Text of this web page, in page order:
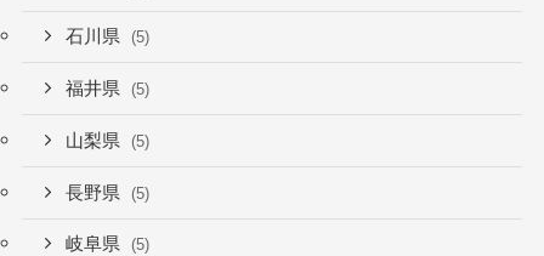
石川県 (5)
福井県 (5)
山梨県 (5)
長野県 (5)
岐阜県 (5)